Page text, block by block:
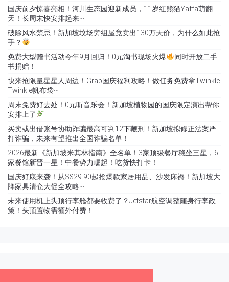
国庆前夕惊喜亮相！河川生态园迎新成员，11岁红熊猫Yaffa萌翻
天！长周末快安排起来~
破除风水禁忌！新加坡坟场旁组屋竟卖出130万天价，为什么如此抢
手？
免费大型赠书活动今年9月回归！0元淘书现场火爆
同时开放二手
书捐赠！
快来抢限量星星人周边！Grab国庆福利攻略！做任务免费拿Twinkle
Twinkle帆布袋~
周末免费好去处！0元听音乐会！新加坡植物园的国庆限定演出帮你
安排上了
买卖或出借账号协助诈骗最高可判12下鞭刑！新加坡拟修正法案严
打诈骗，未来有望推出全国诈骗名单！
2026最新《新加坡米其林指南》全名单！3家顶级餐厅稳坐三星，6
家餐馆新晋一星！中餐势力崛起！吃货快打卡！
国庆好康来袭！从S$29.90起抢爆款家居用品、沙发床褥！新加坡大
牌家具清仓大促全攻略~
未来使用机上头顶行李舱都要收费了？Jetstar航空调整随身行李政
策！头顶置物需额外付费！